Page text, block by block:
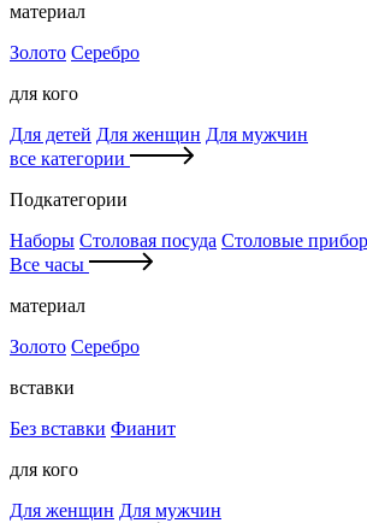
материал
Золото Серебро
для кого
Для детей Для женщин Для мужчин
все категории
Подкатегории
Наборы Столовая посуда Столовые
Все часы
материал
Золото Серебро
вставки
Без вставки Фианит
для кого
Для женщин Для мужчин